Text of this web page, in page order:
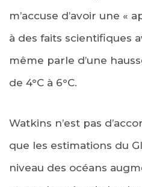
m’accuse d’avoir une «
à des faits scientifiques
même parle d’une
de 4°C à 6°C.
Watkins n’est pas
que les estimations du
niveau des océans